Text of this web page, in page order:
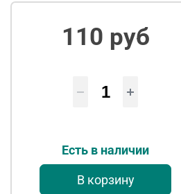
110 руб
Есть в наличии
В корзину